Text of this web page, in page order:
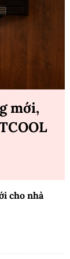
mới,
cho nhà